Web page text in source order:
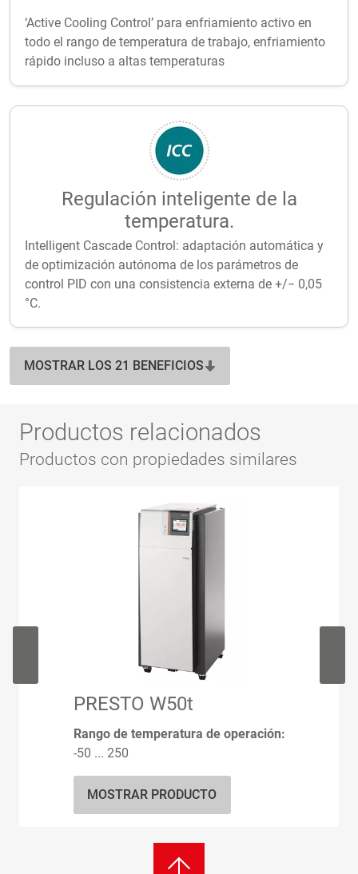
‘Active Cooling Control’ para enfriamiento activo en
todo el rango de temperatura de trabajo, enfriamiento
rápido incluso a altas temperaturas
Regulación inteligente de la
temperatura.
Intelligent Cascade Control: adaptación automática y
de optimización autónoma de los parámetros de
control PID con una consistencia externa de +/− 0,05
°C.
MOSTRAR LOS 21 BENEFICIOS
Productos relacionados
Productos con propiedades similares
PRESTO W50t
Rango de temperatura de operación:
-50 ... 250
MOSTRAR PRODUCTO